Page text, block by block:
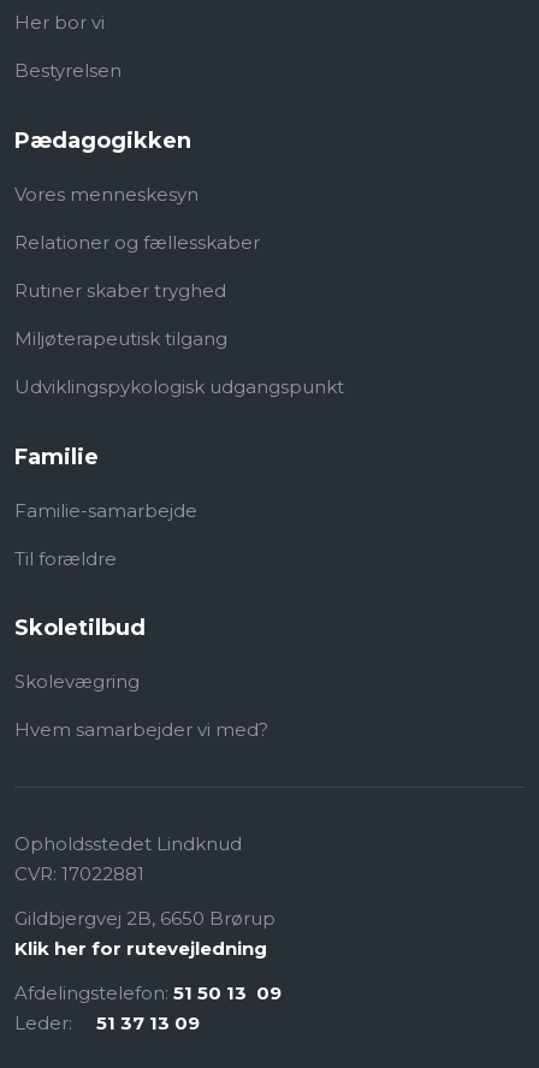
Her bor vi
Bestyrelsen
Pædagogikken
Vores menneskesyn
Relationer og fællesskaber
Rutiner skaber tryghed
Miljøterapeutisk tilgang
Udviklingspykologisk​ udgangspunkt
Familie
Familie-samarbejde
Til forældre
Skoletilbud
Skolevægring
Hvem samarbejder vi med?
Opholdsstedet Lindknud​
CVR:​ 17022881
Gildbjergvej 2B, 6650 Brørup
Klik her for rutevejledning
Afdelingstelefon: 51 50 13 09
Leder: ​ 51 37 13 09